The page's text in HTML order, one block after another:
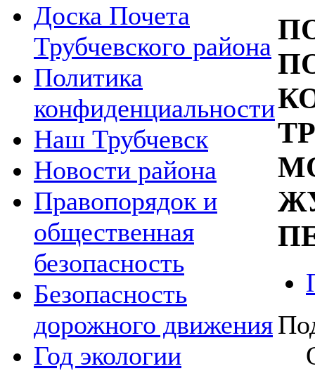
Доска Почета
Трубчевского района
Политика
конфиденциальности
Наш Трубчевск
Новости района
Правопорядок и
общественная
безопасность
Безопасность
дорожного движения
Год экологии